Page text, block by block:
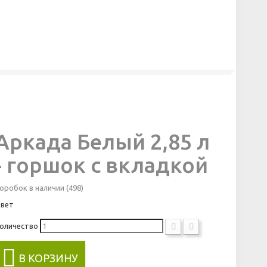
Белый 2,85 л
горшок с вкладкой
в наличии (498)
В КОРЗИНУ